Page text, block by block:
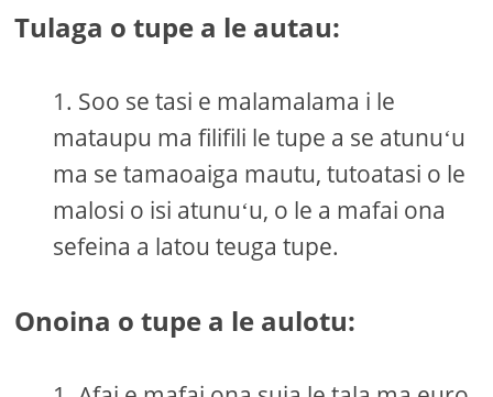
Tulaga o tupe a le autau:
Soo se tasi e malamalama i le
mataupu ma filifili le tupe a se atunuʻu
ma se tamaoaiga mautu, tutoatasi o le
malosi o isi atunuʻu, o le a mafai ona
sefeina a latou teuga tupe.
Onoina o tupe a le aulotu: